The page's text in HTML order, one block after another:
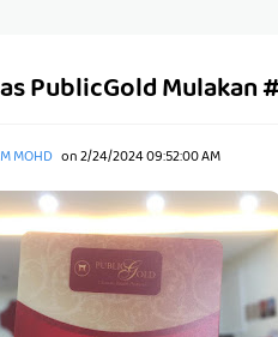
PublicGold Mulakan
MOHD on2/24/2024 09:52:00 AM